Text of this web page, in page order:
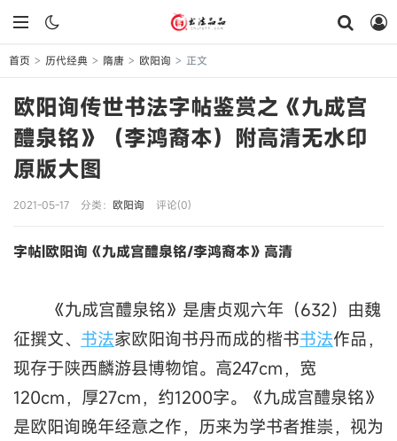
首页 > 历代经典 > 隋唐 > 欧阳询 > 正文
欧阳询传世书法字帖鉴赏之《九成宫
醴泉铭》（李鸿裔本）附高清无水印
原版大图
2021-05-17 分类： 欧阳询 评论(0)
字帖|欧阳询《九成宫醴泉铭/李鸿裔本》高清
《九成宫醴泉铭》是唐贞观六年（632）由魏
征撰文、 书法家欧阳询书丹而成的楷书书法作品，
现存于陕西麟游县博物馆。高247cm，宽
120cm，厚27cm，约1200字。《九成宫醴泉铭》
是欧阳询晚年经意之作，历来为学书者推崇，视为